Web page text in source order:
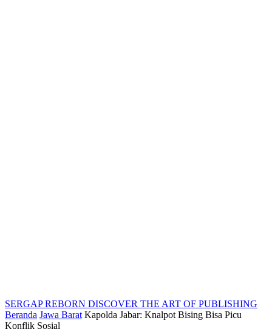
SERGAP REBORN DISCOVER THE ART OF PUBLISHING
Beranda Jawa Barat Kapolda Jabar: Knalpot Bising Bisa Picu
Konflik Sosial